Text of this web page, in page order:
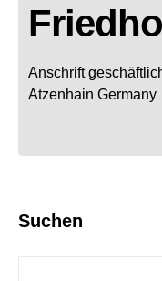
Anschrift
Atzenhain Germany
Suchen